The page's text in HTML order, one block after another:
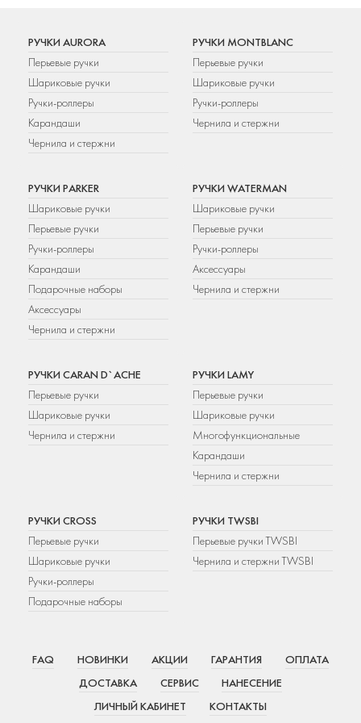
РУЧКИ AURORA
Перьевые ручки
Шариковые ручки
Ручки-роллеры
Карандаши
Чернила и стержни
РУЧКИ MONTBLANC
Перьевые ручки
Шариковые ручки
Ручки-роллеры
Чернила и стержни
РУЧКИ PARKER
Шариковые ручки
Перьевые ручки
Ручки-роллеры
Карандаши
Подарочные наборы
Аксессуары
Чернила и стержни
РУЧКИ WATERMAN
Шариковые ручки
Перьевые ручки
Ручки-роллеры
Аксессуары
Чернила и стержни
РУЧКИ CARAN D`ACHE
Перьевые ручки
Шариковые ручки
Чернила и стержни
РУЧКИ LAMY
Перьевые ручки
Шариковые ручки
Многофункциональные
Карандаши
Чернила и стержни
РУЧКИ CROSS
Перьевые ручки
Шариковые ручки
Ручки-роллеры
Подарочные наборы
РУЧКИ TWSBI
Перьевые ручки TWSBI
Чернила и стержни TWSBI
FAQ НОВИНКИ АКЦИИ ГАРАНТИЯ
ОПЛАТА
ДОСТАВКА
СЕРВИС
НАНЕСЕНИЕ
ЛИЧНЫЙ КАБИНЕТ
КОНТАКТЫ